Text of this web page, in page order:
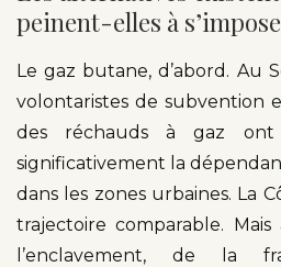
peinent-elles à
Le gaz butane, d’abord. Au
volontaristes de subvention
des réchauds à gaz
significativement la
dans les zones urbaines. La
trajectoire comparable.
l’enclavement, de la